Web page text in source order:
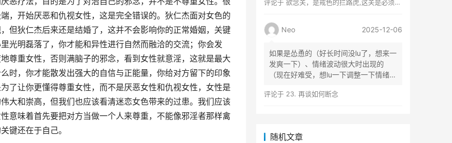
，开始厌恶和仇视女性，这是完全错误的。狄仁杰面对女色的
但狄仁杰后来还是结婚了，这并不会影响你的正常婚姻，关键
光明磊落了，你才能和异性进行自然而融洽的交流；你会发
尊重女性，否则满脑子的邪念，看到女性就意淫，这就是最大
时，你才能散发出强大的自信与正能量，你给对方留下的印象
了让你更懂得尊重女性，而不是厌恶女性和仇视女性，女性是
大和崇高，但我们也应该看清迷恋女色带来的过患。我们应该
意味着首先要把对方当做一个人来尊重，不能像邪淫者那样禽
键还在于自己。
评论于 欲念关，是戒色的拦路虎,这关是必须过的
Neo 2025-12-06
如果是怂恿的（好长时间没lu了，想来一
发爽一下）、情绪波动很大时出现的
（现在好难受，想lu一下调整一下情绪）
评论于 23. 再谈如何断念
随机文章